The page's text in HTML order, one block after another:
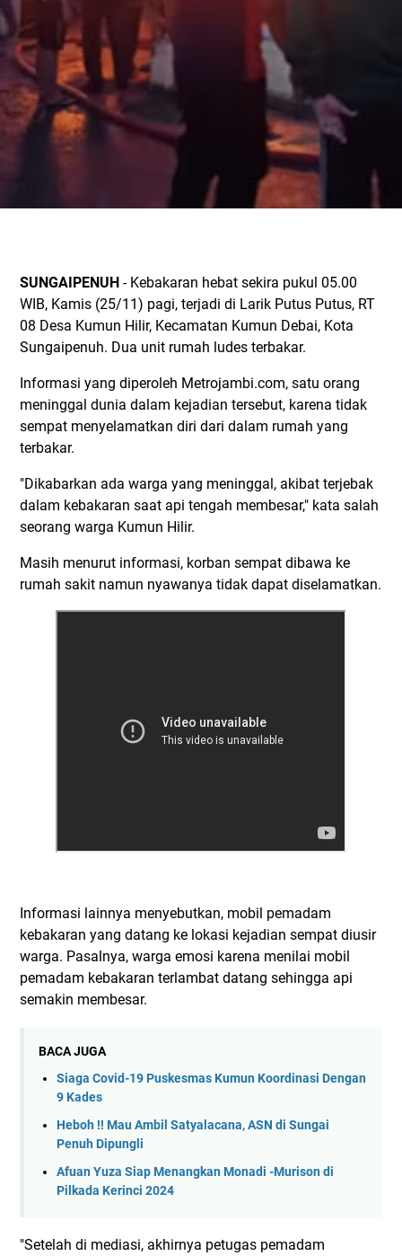
SUNGAIPENUH - Kebakaran hebat sekira pukul 05.00
WIB, Kamis (25/11) pagi, terjadi di Larik Putus Putus, RT
08 Desa Kumun Hilir, Kecamatan Kumun Debai, Kota
Sungaipenuh. Dua unit rumah ludes terbakar.
Informasi yang diperoleh Metrojambi.com, satu orang
meninggal dunia dalam kejadian tersebut, karena tidak
sempat menyelamatkan diri dari dalam rumah yang
terbakar.
"Dikabarkan ada warga yang meninggal, akibat terjebak
dalam kebakaran saat api tengah membesar," kata salah
seorang warga Kumun Hilir.
Masih menurut informasi, korban sempat dibawa ke
rumah sakit namun nyawanya tidak dapat diselamatkan.
Informasi lainnya menyebutkan, mobil pemadam
kebakaran yang datang ke lokasi kejadian sempat diusir
warga. Pasalnya, warga emosi karena menilai mobil
pemadam kebakaran terlambat datang sehingga api
semakin membesar.
BACA JUGA
Siaga Covid-19 Puskesmas Kumun Koordinasi Dengan
9 Kades
Heboh !! Mau Ambil Satyalacana, ASN di Sungai
Penuh Dipungli
Afuan Yuza Siap Menangkan Monadi -Murison di
Pilkada Kerinci 2024
"Setelah di mediasi, akhirnya petugas pemadam